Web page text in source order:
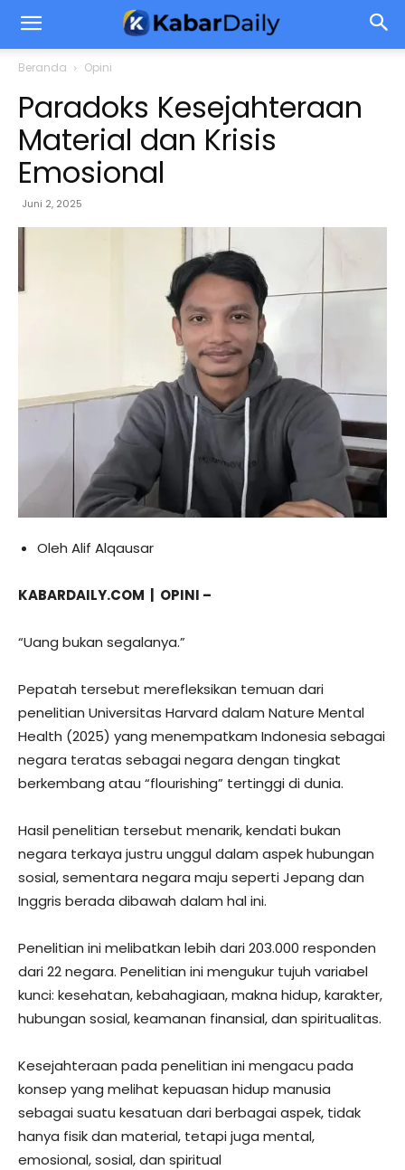
Beranda Opini
Paradoks Kesejahteraan
Material dan Krisis
Emosional
Juni 2, 2025
Oleh Alif Alqausar
KABARDAILY.COM | OPINI –
“Uang bukan segalanya.”
Pepatah tersebut merefleksikan temuan dari
penelitian Universitas Harvard dalam Nature Mental
Health (2025) yang menempatkam Indonesia sebagai
negara teratas sebagai negara dengan tingkat
berkembang atau “flourishing” tertinggi di dunia.
Hasil penelitian tersebut menarik, kendati bukan
negara terkaya justru unggul dalam aspek hubungan
sosial, sementara negara maju seperti Jepang dan
Inggris berada dibawah dalam hal ini.
Penelitian ini melibatkan lebih dari 203.000 responden
dari 22 negara. Penelitian ini mengukur tujuh variabel
kunci: kesehatan, kebahagiaan, makna hidup, karakter,
hubungan sosial, keamanan finansial, dan spiritualitas.
Kesejahteraan pada penelitian ini mengacu pada
konsep yang melihat kepuasan hidup manusia
sebagai suatu kesatuan dari berbagai aspek, tidak
hanya fisik dan material, tetapi juga mental,
emosional, sosial, dan spiritual